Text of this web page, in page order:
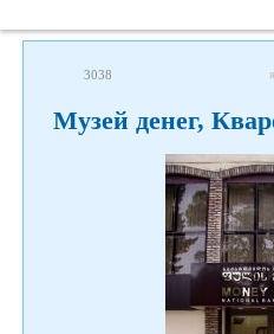
3038
Музей денег,
Следите за нами